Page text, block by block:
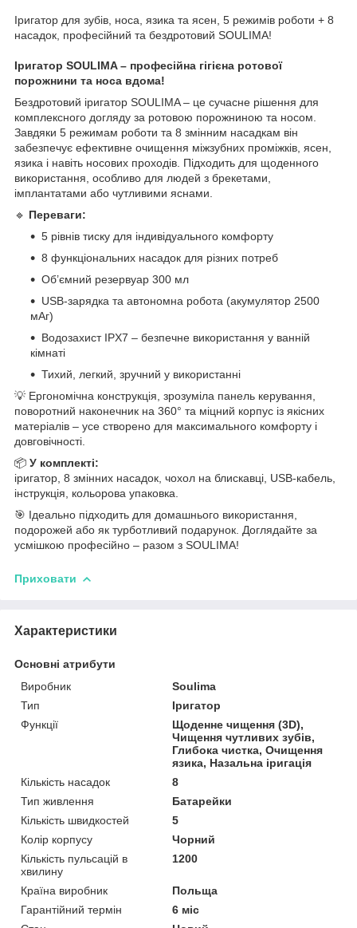
Іригатор для зубів, носа, язика та ясен, 5 режимів роботи + 8
насадок, професійний та бездротовий SOULIMA!
Іригатор SOULIMA – професійна гігієна ротової
порожнини та носа вдома!
Бездротовий іригатор SOULIMA – це сучасне рішення для
комплексного догляду за ротовою порожниною та носом.
Завдяки 5 режимам роботи та 8 змінним насадкам він
забезпечує ефективне очищення міжзубних проміжків, ясен,
язика і навіть носових проходів. Підходить для щоденного
використання, особливо для людей з брекетами,
імплантатами або чутливими яснами.
🔹 Переваги:
5 рівнів тиску для індивідуального комфорту
8 функціональних насадок для різних потреб
Об’ємний резервуар 300 мл
USB-зарядка та автономна робота (акумулятор 2500
мАг)
Водозахист IPX7 – безпечне використання у ванній
кімнаті
Тихий, легкий, зручний у використанні
💡 Ергономічна конструкція, зрозуміла панель керування,
поворотний наконечник на 360° та міцний корпус із якісних
матеріалів – усе створено для максимального комфорту і
довговічності.
📦 У комплекті:
іригатор, 8 змінних насадок, чохол на блискавці, USB-кабель,
інструкція, кольорова упаковка.
🎯 Ідеально підходить для домашнього використання,
подорожей або як турботливий подарунок. Доглядайте за
усмішкою професійно – разом з SOULIMA!
Приховати
Характеристики
Основні атрибути
Виробник
Soulima
Тип
Іригатор
Функції
Щоденне чищення (3D),
Чищення чутливих зубів,
Глибока чистка, Очищення
язика, Назальна іригація
Кількість насадок
8
Тип живлення
Батарейки
Кількість швидкостей
5
Колір корпусу
Чорний
Кількість пульсацій в
хвилину
1200
Країна виробник
Польща
Гарантійний термін
6 міс